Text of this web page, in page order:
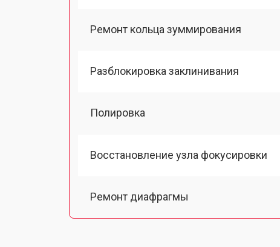
Ремонт кольца зуммирования
Разблокировка заклинивания
Полировка
Восстановление узла фокусировки
Ремонт диафрагмы